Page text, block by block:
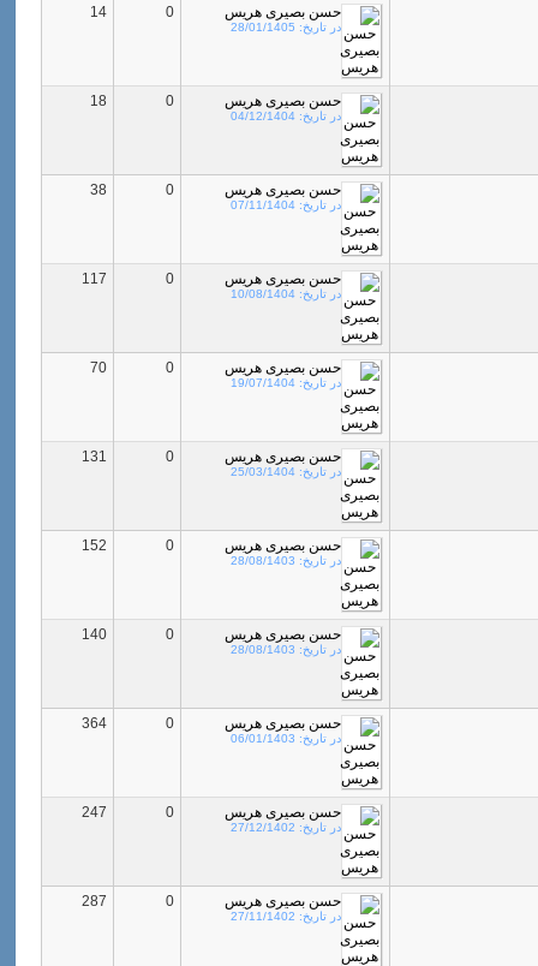
حسن بصیری هریس
در تاریخ: 28/01/1405
0
14
حسن بصیری هریس
در تاریخ: 04/12/1404
0
18
حسن بصیری هریس
در تاریخ: 07/11/1404
0
38
حسن بصیری هریس
در تاریخ: 10/08/1404
0
117
حسن بصیری هریس
در تاریخ: 19/07/1404
0
70
حسن بصیری هریس
در تاریخ: 25/03/1404
0
131
حسن بصیری هریس
در تاریخ: 28/08/1403
0
152
حسن بصیری هریس
در تاریخ: 28/08/1403
0
140
حسن بصیری هریس
در تاریخ: 06/01/1403
0
364
حسن بصیری هریس
در تاریخ: 27/12/1402
0
247
حسن بصیری هریس
در تاریخ: 27/11/1402
0
287